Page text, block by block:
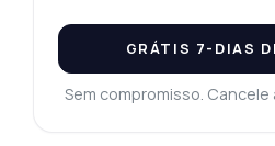
GRÁTIS 7-DIAS
Sem compromisso.